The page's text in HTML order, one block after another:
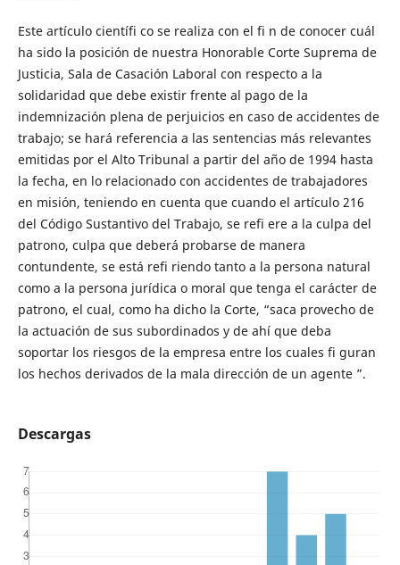
Este artículo científi co se realiza con el fi n de conocer cuál
ha sido la posición de nuestra Honorable Corte Suprema de
Justicia, Sala de Casación Laboral con respecto a la
solidaridad que debe existir frente al pago de la
indemnización plena de perjuicios en caso de accidentes de
trabajo; se hará referencia a las sentencias más relevantes
emitidas por el Alto Tribunal a partir del año de 1994 hasta
la fecha, en lo relacionado con accidentes de trabajadores
en misión, teniendo en cuenta que cuando el artículo 216
del Código Sustantivo del Trabajo, se refi ere a la culpa del
patrono, culpa que deberá probarse de manera
contundente, se está refi riendo tanto a la persona natural
como a la persona jurídica o moral que tenga el carácter de
patrono, el cual, como ha dicho la Corte, “saca provecho de
la actuación de sus subordinados y de ahí que deba
soportar los riesgos de la empresa entre los cuales fi guran
los hechos derivados de la mala dirección de un agente ”.
Descargas